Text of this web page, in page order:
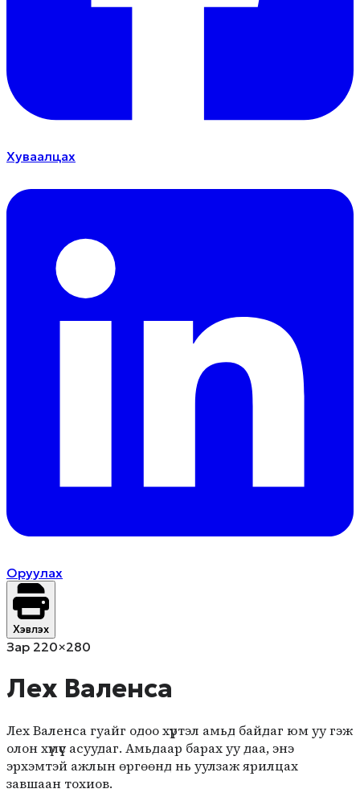
Хуваалцах
Оруулах
Хэвлэх
Зар 220×280
Лех Валенса
Лех Валенса гуайг одоо хүртэл амьд байдаг юм уу гэж
олон хүмүүс асуудаг. Амьдаар барах уу даа, энэ
эрхэмтэй ажлын өргөөнд нь уулзаж ярилцах
завшаан тохиов.